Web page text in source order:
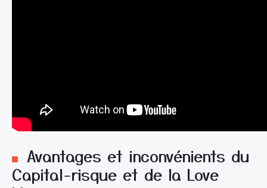
Avantages et inconvénients du
Capital-risque et de la Love